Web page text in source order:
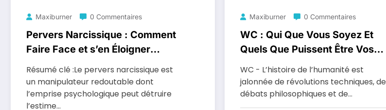
Maxiburner 0 Commentaires
Pervers Narcissique : Comment
Faire Face et s’en Éloigner
Définitivement
Résumé clé :Le pervers narcissique est
un manipulateur redoutable dont
l’emprise psychologique peut détruire
l’estime…
Maxiburner 0 Commentaires
WC : Qui Que Vous Soyez Et
Quels Que Puissent Être Vos
Besoins, Prenez Donc Le Temps
De Vous Asseoir. Ce Sera Bien
Plus Propre !
WC - L’histoire de l’humanité est
jalonnée de révolutions techniques, de
débats philosophiques et de…